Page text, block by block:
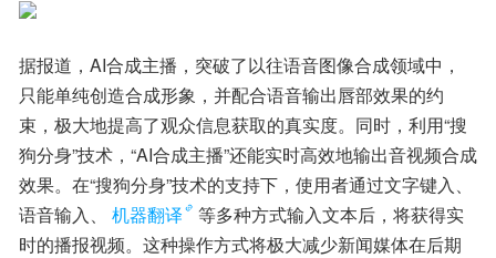
据报道，AI合成主播，突破了以往语音图像合成领域中，
只能单纯创造合成形象，并配合语音输出唇部效果的约
束，极大地提高了观众信息获取的真实度。同时，利用“搜
狗分身”技术，“AI合成主播”还能实时高效地输出音视频合成
效果。在“搜狗分身”技术的支持下，使用者通过文字键入、
语音输入、
机器翻译
等多种方式输入文本后，将获得实
时的播报视频。这种操作方式将极大减少新闻媒体在后期